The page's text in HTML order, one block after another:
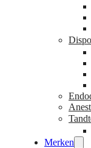
Merken